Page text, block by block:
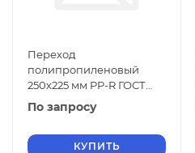
Переход
полипропиленовый
250х225 мм PP-R ГОСТ
32415-2013
По запросу
КУПИТЬ